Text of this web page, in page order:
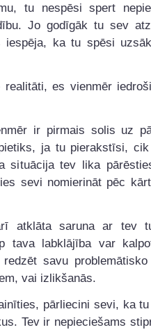
tu nespēsi spert
Jo godīgāk tu sev
iespēja, ka tu spēsi
es vienmēr
ir pirmais solis uz
ja tu pierakstīsi,
situācija tev lika
sevi nomierināt pēc
atklāta saruna ar tev
tava labklājība var
savu problemātisko
vai izlikšanās.
pārliecini sevi, ka
Tev ir nepieciešams